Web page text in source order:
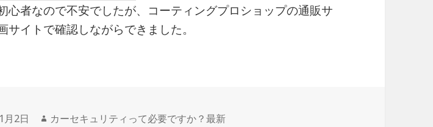
心者なので不安でしたが、コーティングプロショップの通販サ
サイトで確認しながらできました。
月2日
作
カーセキュリティって必要ですか？最新